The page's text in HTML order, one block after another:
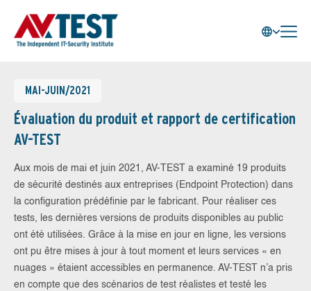
MAI-JUIN/2021
Évaluation du produit et rapport de certification
AV-TEST
Aux mois de mai et juin 2021, AV-TEST a examiné 19 produits
de sécurité destinés aux entreprises (Endpoint Protection) dans
la configuration prédéfinie par le fabricant. Pour réaliser ces
tests, les dernières versions de produits disponibles au public
ont été utilisées. Grâce à la mise en jour en ligne, les versions
ont pu être mises à jour à tout moment et leurs services « en
nuages » étaient accessibles en permanence. AV-TEST n’a pris
en compte que des scénarios de test réalistes et testé les